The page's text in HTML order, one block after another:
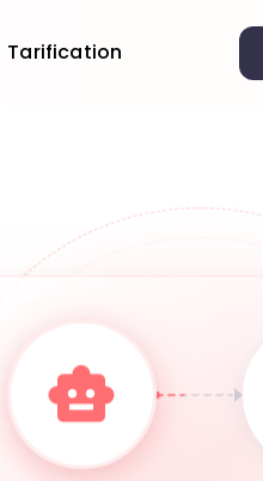
Tarification